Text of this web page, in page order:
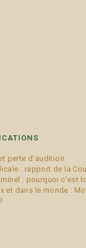
perte d’audition
: rapport de la
: pourquoi c’est
et dans le monde :